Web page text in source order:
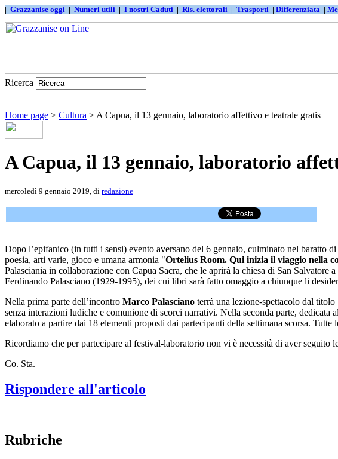
| Grazzanise oggi | Numeri utili | I nostri Caduti | Ris. elettorali | Trasporti | Differenziata |
Ricerca
Home page > Cultura > A Capua, il 13 gennaio, laboratorio affettivo e teatrale gratis
A Capua, il 13 gennaio, laboratorio
mercoledì 9 gennaio 2019, di redazione
Dopo l’epifanico (in tutti i sensi) evento aversano del 6 gennaio, culminato nel baratto
poesia, arti varie, gioco e umana armonia "Ortelius Room. Qui inizia il viaggio nella
Palasciania in collaborazione con Capua Sacra, che le aprirà la chiesa di San
Ferdinando Palasciano (1929-1995), dei cui libri sarà fatto omaggio a chiunque li
Nella prima parte dell’incontro Marco Palasciano terrà una lezione-spettacolo dal titolo
senza interazioni ludiche e comunione di scorci narrativi. Nella seconda parte,
elaborato a partire dai 18 elementi proposti dai partecipanti della settimana scorsa.
Ricordiamo che per partecipare al festival-laboratorio non vi è necessità di aver
Co. Sta.
Rispondere all'articolo
Rubriche